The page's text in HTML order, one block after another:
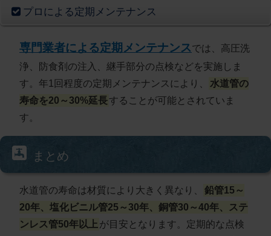
プロによる定期メンテナンス
専門業者による定期メンテナンスでは、高圧洗
浄、防食剤の注入、継手部分の点検などを実施しま
す。年1回程度の定期メンテナンスにより、
水道管の
寿命を20～30%延長することが可能とされていま
す。
まとめ
水道管の寿命は材質により大きく異なり、
鉛管15～
20年、塩化ビニル管25～30年、銅管30～40年、ステ
ンレス管50年以上 が目安となります。定期的な点検